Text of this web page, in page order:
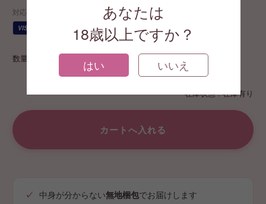
あなたは
18歳以上ですか？
はい いいえ
在庫状態 : 在庫有り
対応する支払い方法
VISA AMEX ¥ 代引
数量
中身が分からない無地梱包でお届けします